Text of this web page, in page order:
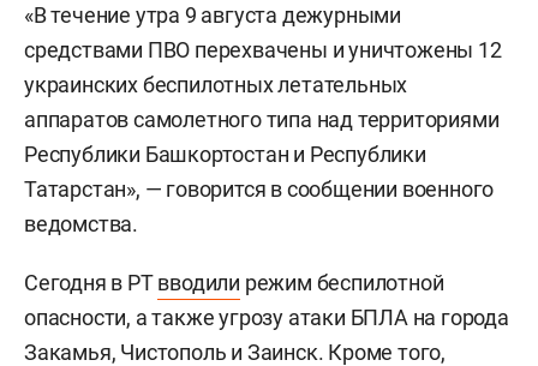
«В течение утра 9 августа дежурными
средствами ПВО перехвачены и уничтожены 12
украинских беспилотных летательных
аппаратов самолетного типа над территориями
Республики Башкортостан и Республики
Татарстан», — говорится в сообщении военного
ведомства.
Сегодня в РТвводили режим беспилотной
опасности, а также угрозу атаки БПЛА на города
Закамья, Чистополь и Заинск. Кроме того,